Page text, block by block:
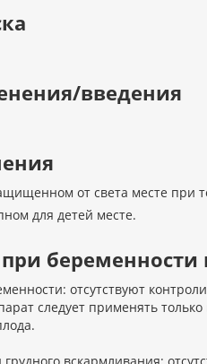
введения
от света месте при
для детей месте.
отсутствуют
следует применять